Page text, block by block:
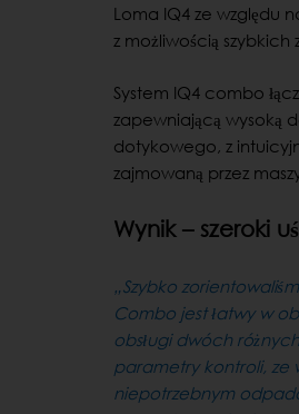
Loma IQ4 ze względu
z możliwością
System IQ4 combo
zapewniającą wysoką
dotykowego, z
zajmowaną przez
Wynik – szeroki
„Szybko
Combo jest łatwy w
obsługi dwóch
parametry kontroli, ze
niepotrzebnym